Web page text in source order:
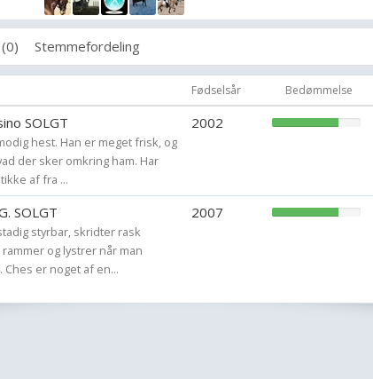
Stemmefordeling
Fødselsår Bedømmelse
SOLGT
hest. Han er meget frisk, og
der sker omkring ham. Har
af fra ...
2002
SOLGT
styrbar, skridter rask
og lystrer når man
er noget af en...
2007